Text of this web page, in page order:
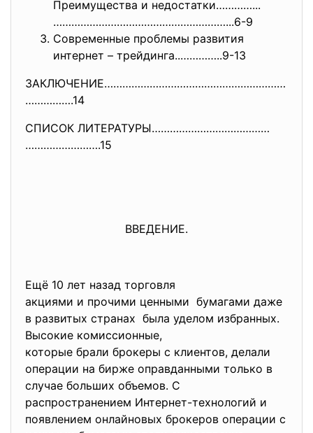
Преимущества и недостатки…………...
…………………………………………………...6-9
Современные проблемы развития
интернет – трейдинга..…………..9-13
ЗАКЛЮЧЕНИЕ……………………………………………………
…………….14
СПИСОК ЛИТЕРАТУРЫ…………………………………
…………………….15
ВВЕДЕНИЕ.
Ещё 10 лет назад торговля
акциями и прочими ценными бумагами даже
в развитых странах была уделом избранных.
Высокие комиссионные,
которые брали брокеры с клиентов, делали
операции на бирже оправданными только в
случае больших объемов. С
распространением Интернет-технологий и
появлением онлайновых брокеров операции с